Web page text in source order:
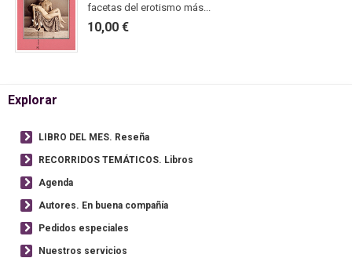
facetas del erotismo más...
10,00 €
Explorar
LIBRO DEL MES. Reseña
RECORRIDOS TEMÁTICOS. Libros
Agenda
Autores. En buena compañía
Pedidos especiales
Nuestros servicios